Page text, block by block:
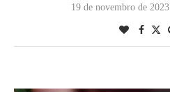
19 de novembro de 2023